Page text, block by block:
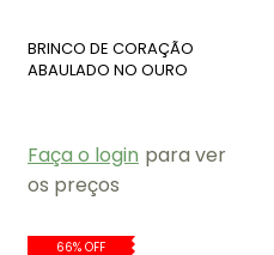
BRINCO DE CORAÇÃO
ABAULADO NO OURO
Faça o login para ver
os preços
66% OFF